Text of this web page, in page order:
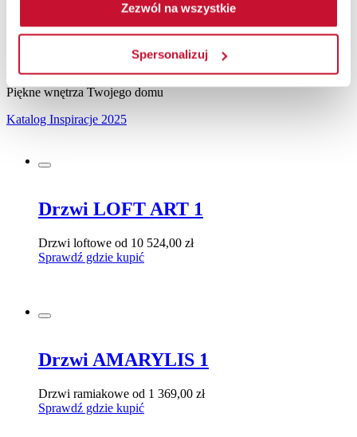
Zezwól na wszystkie
Spersonalizuj
Piękne wnętrza Twojego domu
Katalog Inspiracje 2025
Drzwi LOFT ART 1
Drzwi loftowe od 10 524,00 zł
Sprawdź gdzie kupić
Drzwi AMARYLIS 1
Drzwi ramiakowe od 1 369,00 zł
Sprawdź gdzie kupić